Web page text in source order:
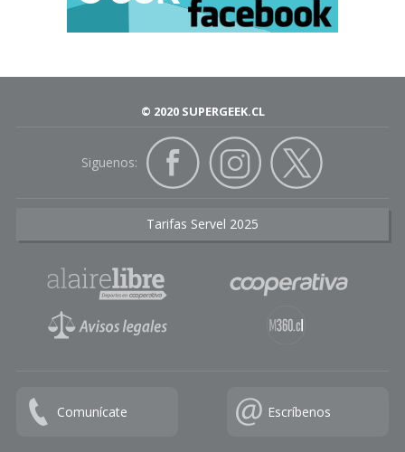
© 2020 SUPERGEEK.CL
Siguenos:
Tarifas Servel 2025
Comunícate Escríbenos